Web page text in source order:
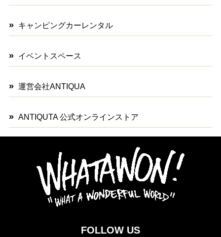
キャンピングカーレンタル
イベントスペース
運営会社ANTIQUA
ANTIQUTA 公式オンラインストア
FOLLOW US